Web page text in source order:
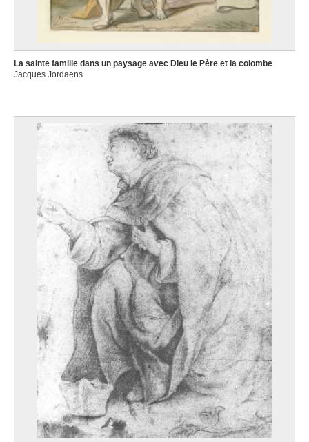
La sainte famille dans un paysage avec Dieu le Père et la colombe
Jacques Jordaens